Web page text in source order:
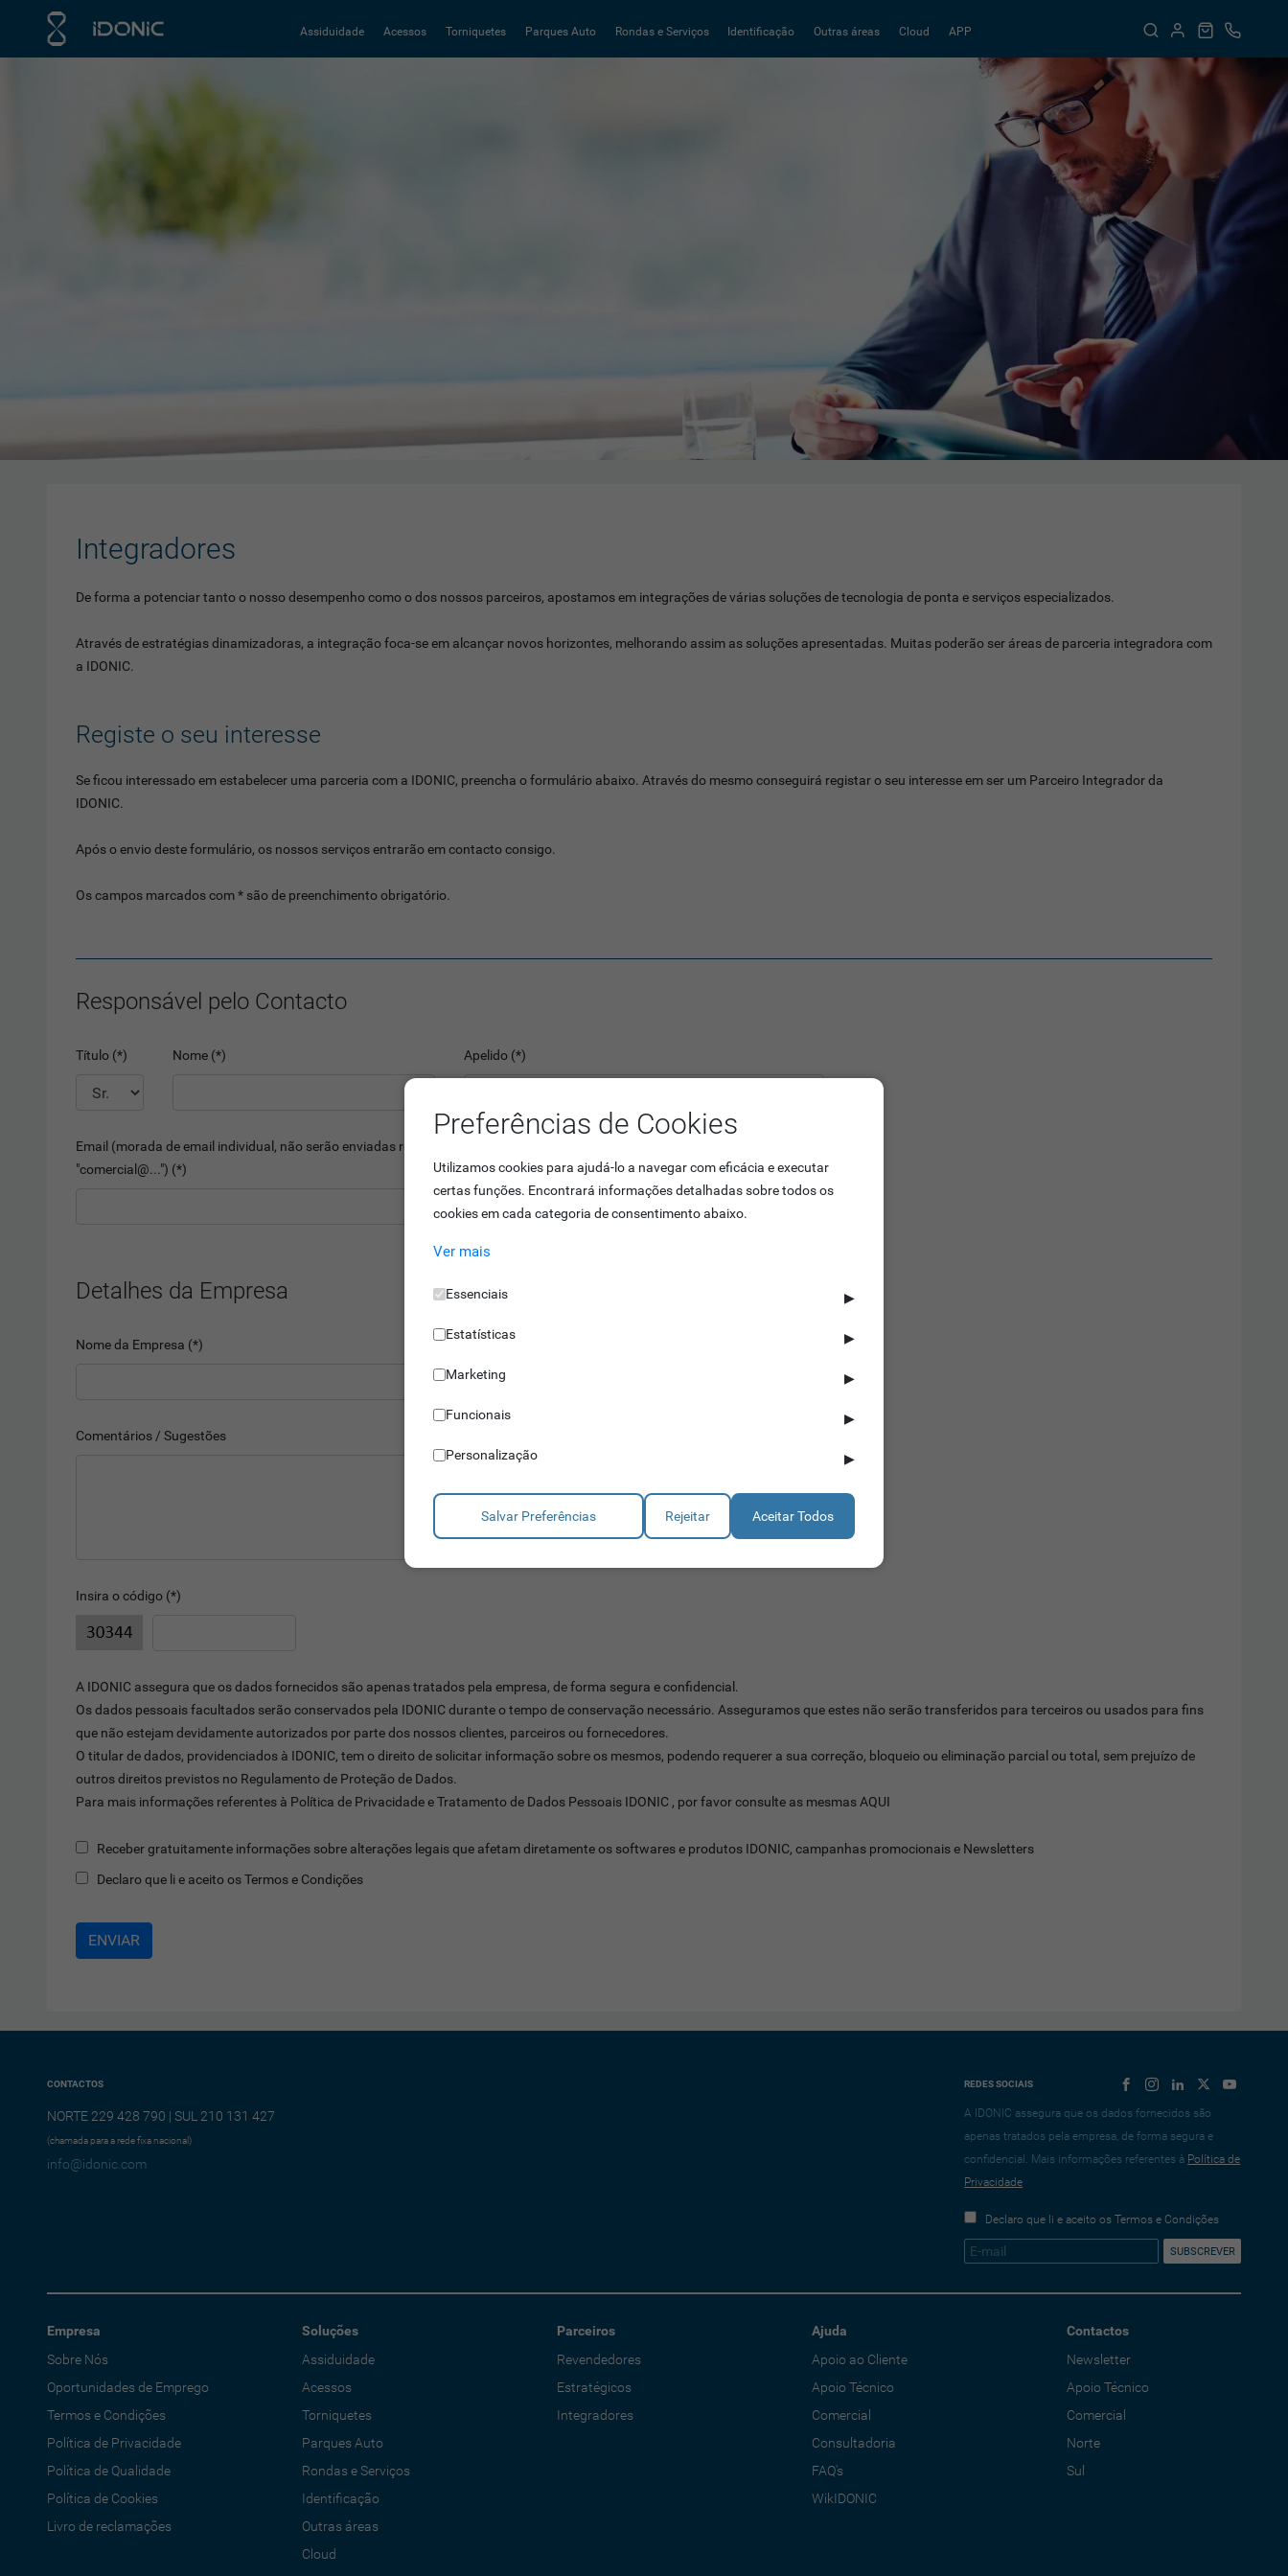
Assiduidade Acessos Torniquetes Parques Auto Rondas e Serviços Identificação Outras áreas Cloud APP
Integradores
De forma a potenciar tanto o nosso desempenho como o dos nossos parceiros, apostamos em integrações de várias soluções de tecnologia de ponta e serviços especializados.
Através de estratégias dinamizadoras, a integração foca-se em alcançar novos horizontes, melhorando assim as soluções apresentadas. Muitas poderão ser áreas de parceria integradora com
a IDONIC.
Registe o seu interesse
Se ficou interessado em estabelecer uma parceria com a IDONIC, preencha o formulário abaixo. Através do mesmo conseguirá registar o seu interesse em ser um Parceiro Integrador da
IDONIC.
Após o envio deste formulário, os nossos serviços entrarão em contacto consigo.
Os campos marcados com * são de preenchimento obrigatório.
Responsável pelo Contacto
Título (*) Nome (*) Apelido (*)
Email (morada de email individual, não serão enviadas respostas para "info@..." ou
"comercial@...") (*)
Detalhes da Empresa
Nome da Empresa (*)
Comentários / Sugestões
Insira o código (*)
A IDONIC assegura que os dados fornecidos são apenas tratados pela empresa, de forma segura e confidencial.
Os dados pessoais facultados serão conservados pela IDONIC durante o tempo de conservação necessário. Asseguramos que estes não serão transferidos para terceiros ou usados para fins
que não estejam devidamente autorizados por parte dos nossos clientes, parceiros ou fornecedores.
O titular de dados, providenciados à IDONIC, tem o direito de solicitar informação sobre os mesmos, podendo requerer a sua correção, bloqueio ou eliminação parcial ou total, sem prejuízo de
outros direitos previstos no Regulamento de Proteção de Dados.
Para mais informações referentes à Política de Privacidade e Tratamento de Dados Pessoais IDONIC , por favor consulte as mesmas AQUI
Receber gratuitamente informações sobre alterações legais que afetam diretamente os softwares e produtos IDONIC, campanhas promocionais e Newsletters
Declaro que li e aceito os Termos e Condições
CONTACTOS
NORTE 229 428 790 | SUL 210 131 427
(chamada para a rede fixa nacional)
info@idonic.com
REDES SOCIAIS
A IDONIC assegura que os dados fornecidos são
apenas tratados pela empresa, de forma segura e
confidencial. Mais informações referentes à Política de
Privacidade
Declaro que li e aceito os Termos e Condições
Empresa
Sobre Nós
Oportunidades de Emprego
Termos e Condições
Política de Privacidade
Política de Qualidade
Política de Cookies
Livro de reclamações
Soluções
Assiduidade
Acessos
Torniquetes
Parques Auto
Rondas e Serviços
Identificação
Outras áreas
Cloud
Parceiros
Revendedores
Estratégicos
Integradores
Ajuda
Apoio ao Cliente
Apoio Técnico
Comercial
Consultadoria
FAQ's
WikIDONIC
Contactos
Newsletter
Apoio Técnico
Comercial
Norte
Sul
Preferências de Cookies
Utilizamos cookies para ajudá-lo a navegar com eficácia e executar
certas funções. Encontrará informações detalhadas sobre todos os
cookies em cada categoria de consentimento abaixo.
Ver mais
Essenciais ▶
Estatísticas ▶
Marketing ▶
Funcionais ▶
Personalização ▶
Salvar Preferências Rejeitar Aceitar Todos